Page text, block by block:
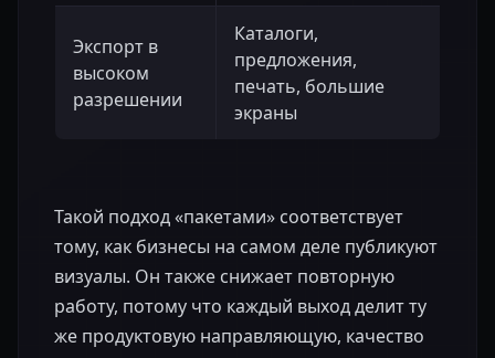
Экспорт в
высоком
разрешении
Каталоги,
предложения,
печать, большие
экраны
Такой подход «пакетами» соответствует
тому, как бизнесы на самом деле публикуют
визуалы. Он также снижает повторную
работу, потому что каждый выход делит ту
же продуктовую направляющую, качество